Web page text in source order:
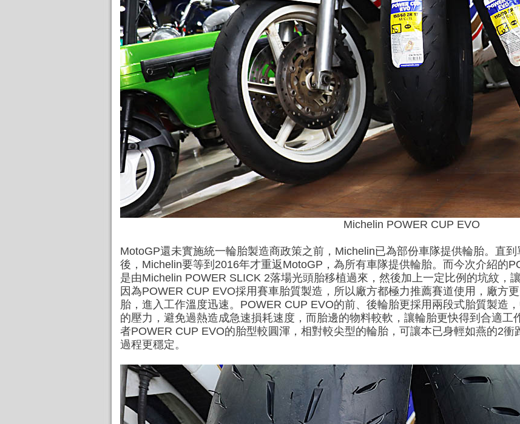
Michelin POWER CUP EVO
MotoGP還未實施統一輪胎製造商政策之前，Michelin已為部份車隊提供輪胎。直
後，Michelin要等到2016年才重返MotoGP，為所有車隊提供輪胎。而今次介紹的
是由Michelin POWER SLICK 2落場光頭胎移植過來，然後加上一定比例的坑紋，
因為POWER CUP EVO採用賽車胎質製造，所以廠方都極力推薦賽道使用，廠方
胎，進入工作溫度迅速。POWER CUP EVO的前、後輪胎更採用兩段式胎質製造
的壓力，避免過熱造成急速損耗速度，而胎邊的物料較軟，讓輪胎更快得到合適工
者POWER CUP EVO的胎型較圓渾，相對較尖型的輪胎，可讓本已身輕如燕的2
過程更穩定。